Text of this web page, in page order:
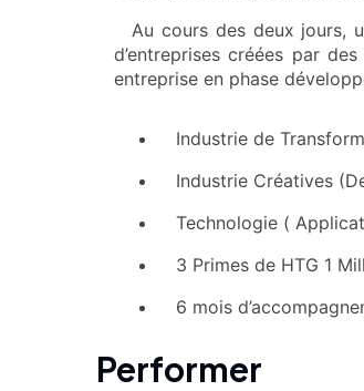
Au cours des deux jours,
d’entreprises créées par
entreprise en phase
Industrie de
Industrie Créatives
Technologie (
3 Primes de HTG 1
6 mois
Performer